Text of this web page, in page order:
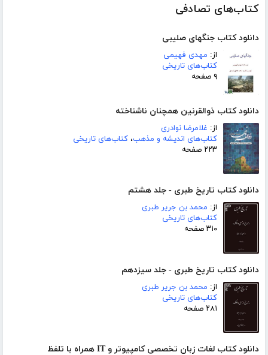
کتاب‌های تصادفی
دانلود کتاب جنگهای صلیبی
از: مهدی فهیمی
کتاب‌های تاریخی
۹ صفحه
دانلود کتاب ذوالقرنین همچنان ناشناخته
از: غلامرضا نوادری
کتاب‌های اندیشه و مذهب، کتاب‌های تاریخی
۲۲۳ صفحه
دانلود کتاب تاریخ طبری - جلد هشتم
از: محمد بن جریر طبری
کتاب‌های تاریخی
۳۱۰ صفحه
دانلود کتاب تاریخ طبری - جلد سیزدهم
از: محمد بن جریر طبری
کتاب‌های تاریخی
۲۸۱ صفحه
دانلود کتاب لغات زبان تخصصی کامپیوتر و IT همراه با تلفظ